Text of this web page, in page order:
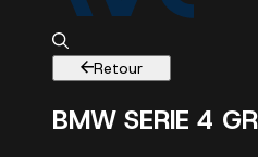
Retour
BMW SERIE 4